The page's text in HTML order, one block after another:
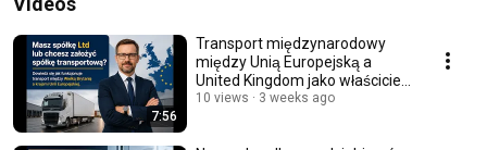
7:56
Transport międzynarodowy
między Unią Europejską a
United Kingdom jako właściciel
spółki Ltd
10 views 3 weeks ago